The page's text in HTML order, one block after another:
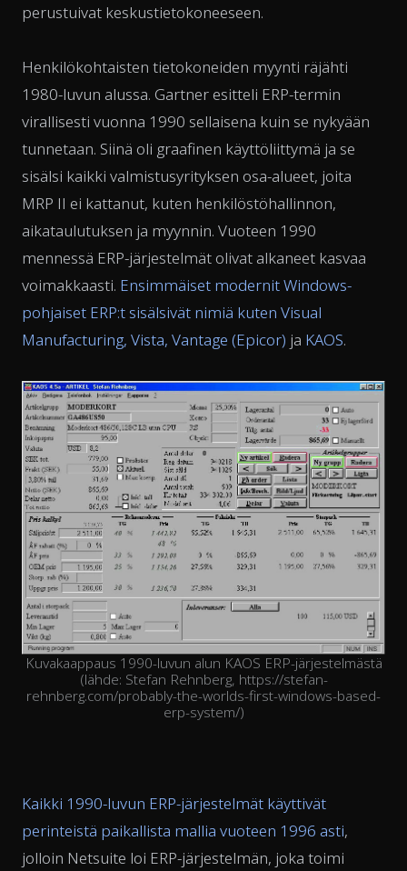
perustuivat keskustietokoneeseen.
Henkilökohtaisten tietokoneiden myynti räjähti
1980-luvun alussa. Gartner esitteli ERP-termin
virallisesti vuonna 1990 sellaisena kuin se nykyään
tunnetaan. Siinä oli graafinen käyttöliittymä ja se
sisälsi kaikki valmistusyrityksen osa-alueet, joita
MRP II ei kattanut, kuten henkilöstöhallinnon,
aikataulutuksen ja myynnin. Vuoteen 1990
mennessä ERP-järjestelmät olivat alkaneet kasvaa
voimakkaasti. Ensimmäiset modernit Windows-
pohjaiset ERP:t sisälsivät nimiä kuten Visual
Manufacturing, Vista, Vantage (Epicor) ja KAOS.
Kuvakaappaus 1990-luvun alun KAOS ERP-järjestelmästä
(lähde: Stefan Rehnberg, https://stefan-
rehnberg.com/probably-the-worlds-first-windows-based-
erp-system/)
Kaikki 1990-luvun ERP-järjestelmät käyttivät
perinteistä paikallista mallia vuoteen 1996 asti,
jolloin Netsuite loi ERP-järjestelmän, joka toimi